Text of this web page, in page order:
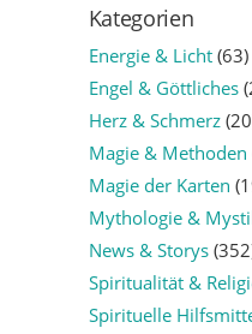
Kategorien
Energie & Licht(63)
Engel & Göttliches
Herz & Schmerz
Magie & Methoden
Magie der Karten
Mythologie &
News & Storys
Spiritualität &
Spirituelle